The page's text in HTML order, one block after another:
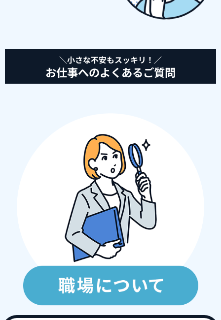
＼小さな不安もスッキリ！／
お仕事へのよくあるご質問